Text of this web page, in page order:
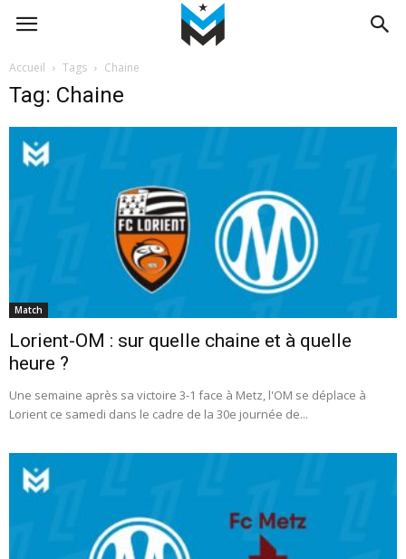
Accueil Tags Chaine
Tag: Chaine
Match
Lorient-OM : sur quelle chaine et à quelle
heure ?
Une semaine après sa victoire 3-1 face à Metz, l'OM se déplace à
Lorient ce samedi dans le cadre de la 30e journée de...